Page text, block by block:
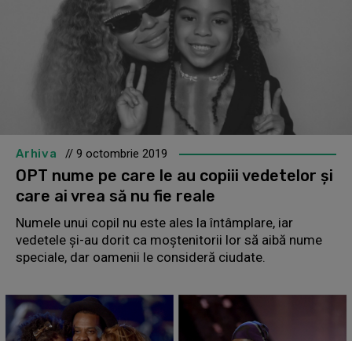
Arhiva // 9 octombrie 2019
OPT nume pe care le au copiii vedetelor și
care ai vrea să nu fie reale
Numele unui copil nu este ales la întâmplare, iar
vedetele și-au dorit ca moștenitorii lor să aibă nume
speciale, dar oamenii le consideră ciudate.